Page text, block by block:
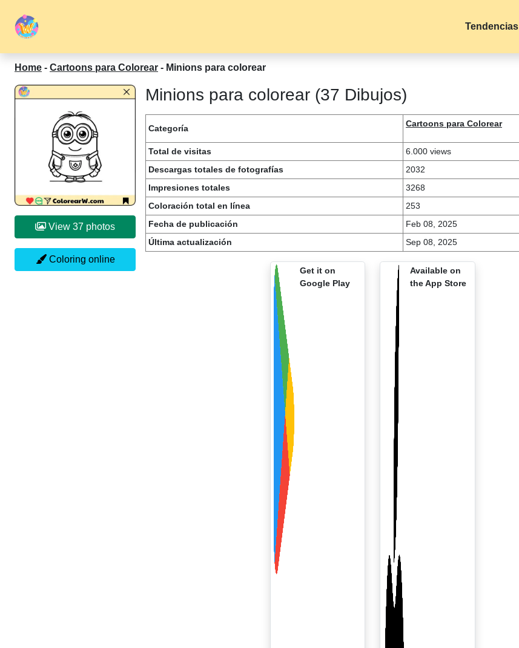
Tendencias
Home - Cartoons para Colorear - Minions para colorear
View 37 photos
Coloring online
Minions para colorear (37 Dibujos)
Categoría Cartoons para Colorear
Total de visitas
6.000 views
Descargas totales de fotografías
2032
Impresiones totales
3268
Coloración total en línea
253
Fecha de publicación
Feb 08, 2025
Última actualización
Sep 08, 2025
Get it on
Google Play
Available on
the App Store